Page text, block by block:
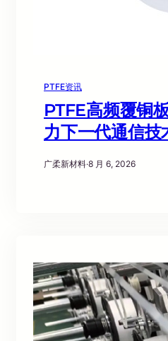
PTFE资讯
PTFE高频覆铜
力下一代通信技
广柔新材料·8 月 6, 2026